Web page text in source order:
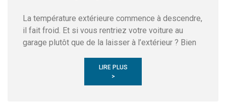
La température extérieure commence à descendre,
il fait froid. Et si vous rentriez votre voiture au
garage plutôt que de la laisser à l’extérieur ? Bien
LIRE PLUS
>